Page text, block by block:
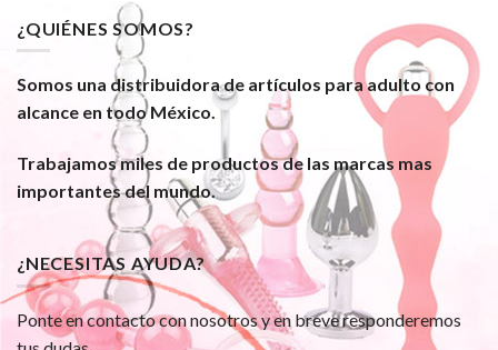
¿QUIÉNES SOMOS?
Somos una distribuidora de artículos para adulto con
alcance en todo México.
Trabajamos miles de productos de las marcas mas
importantes del mundo.
¿NECESITAS AYUDA?
Ponte en contacto con nosotros y en breve responderemos